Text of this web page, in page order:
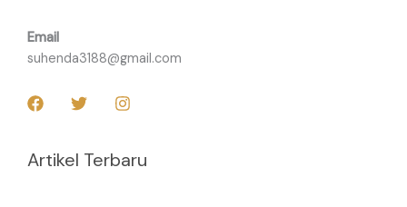
Email
suhenda3188@gmail.com
Artikel Terbaru